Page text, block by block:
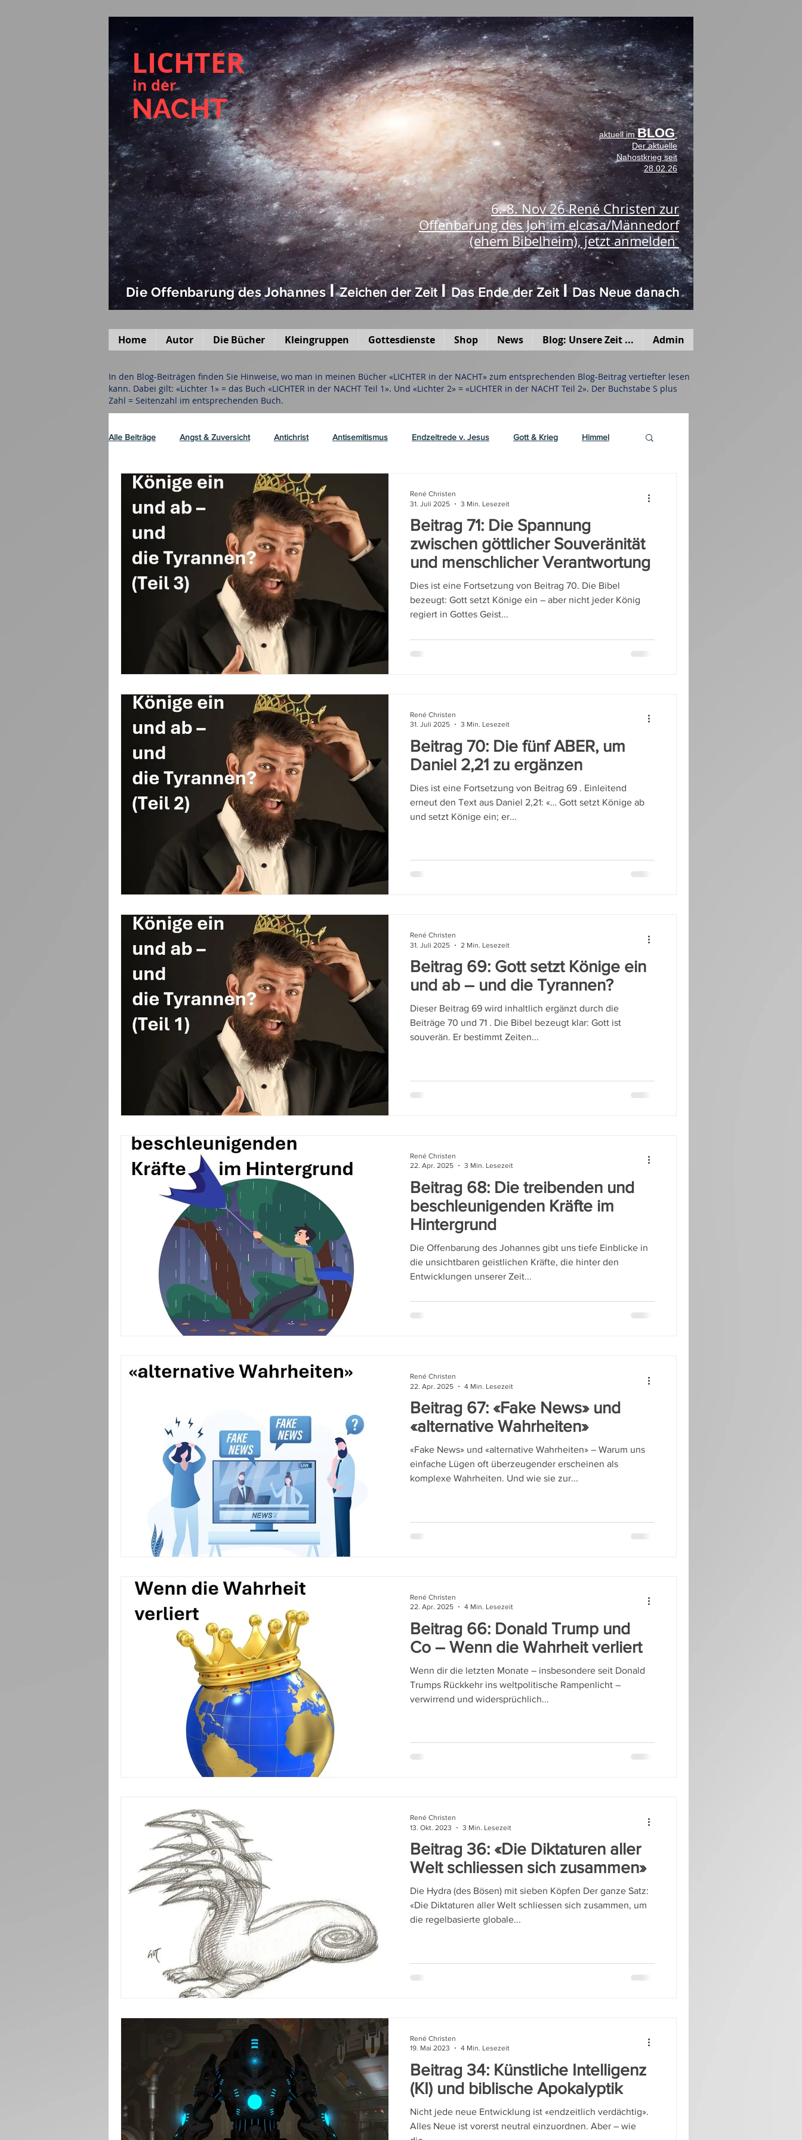
LICHTER
in der
NACHT
aktuell imBLOG:
Der aktuelle
Nahostkrieg seit
28.02.26
6.-8. Nov 26 René Christen zur
Offenbarung des Joh im elcasa/Männedorf
(ehem Bibelheim), jetzt anmelden
Die Offenbarung des JohannesIZeichen der ZeitIDas Endeder ZeitIDas Neue danach
Home Autor Die Bücher Kleingruppen Gottesdienste Shop News Blog: Unsere Zeit ... Admin
In den Blog-Beiträgen finden Sie Hinweise, wo man in meinen Bücher «LICHTER in der NACHT» zum entsprechenden Blog-Beitrag vertiefter lesen
kann. Dabei gilt: «Lichter 1» = das Buch «LICHTER in der NACHT Teil 1». Und «Lichter 2» = «LICHTER in der NACHT Teil 2». Der Buchstabe S plus
Zahl = Seitenzahl im entsprechenden Buch.
Alle Beiträge Angst & Zuversicht Antichrist Antisemitismus Endzeitrede v. Jesus Gott & Krieg Himmel
Israel Katastrophen Krieg & Prophetie
Verschiedenes Aktuelle Lage
Beitrag 71: Die Spannung
zwischen göttlicher Souveränität
und menschlicher Verantwortung
Dies ist eine Fortsetzung von Beitrag 70. Die Bibel
bezeugt: Gott setzt Könige ein – aber nicht jeder König
regiert in Gottes Geist...
René Christen
31. Juli 2025
3 Min. Lesezeit
Beitrag 70: Die fünf ABER, um
Daniel 2,21 zu ergänzen
Dies ist eine Fortsetzung von Beitrag 69 . Einleitend
erneut den Text aus Daniel 2,21: «… Gott setzt Könige ab
und setzt Könige ein; er...
René Christen
31. Juli 2025
3 Min. Lesezeit
Beitrag 69: Gott setzt Könige ein
und ab – und die Tyrannen?
Dieser Beitrag 69 wird inhaltlich ergänzt durch die
Beiträge 70 und 71 . Die Bibel bezeugt klar: Gott ist
souverän. Er bestimmt Zeiten...
René Christen
31. Juli 2025
2 Min. Lesezeit
Beitrag 68: Die treibenden und
beschleunigenden Kräfte im
Hintergrund
Die Offenbarung des Johannes gibt uns tiefe Einblicke in
die unsichtbaren geistlichen Kräfte, die hinter den
Entwicklungen unserer Zeit...
René Christen
22. Apr. 2025
3 Min. Lesezeit
Beitrag 67: «Fake News» und
«alternative Wahrheiten»
«Fake News» und «alternative Wahrheiten» – Warum uns
einfache Lügen oft überzeugender erscheinen als
komplexe Wahrheiten. Und wie sie zur...
René Christen
22. Apr. 2025
4 Min. Lesezeit
Beitrag 66: Donald Trump und
Co – Wenn die Wahrheit verliert
Wenn dir die letzten Monate – insbesondere seit Donald
Trumps Rückkehr ins weltpolitische Rampenlicht –
verwirrend und widersprüchlich...
René Christen
22. Apr. 2025
4 Min. Lesezeit
Beitrag 36: «Die Diktaturen aller
Welt schliessen sich zusammen»
Die Hydra (des Bösen) mit sieben Köpfen Der ganze Satz:
«Die Diktaturen aller Welt schliessen sich zusammen, um
die regelbasierte globale...
René Christen
13. Okt. 2023
3 Min. Lesezeit
Beitrag 34: Künstliche Intelligenz
(KI) und biblische Apokalyptik
Nicht jede neue Entwicklung ist «endzeitlich verdächtig».
Alles Neue ist vorerst neutral einzuordnen. Aber – wie
René Christen
19. Mai 2023
4 Min. Lesezeit